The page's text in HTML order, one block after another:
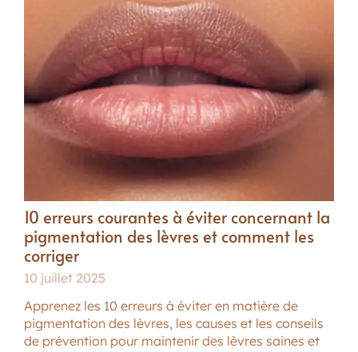
10 erreurs courantes à éviter concernant la
pigmentation des lèvres et comment les
corriger
10 juillet 2025
Apprenez les 10 erreurs à éviter en matière de
pigmentation des lèvres, les causes et les conseils
de prévention pour maintenir des lèvres saines et